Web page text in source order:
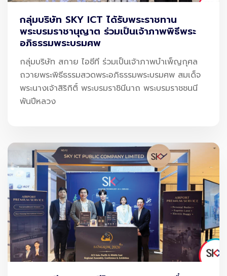
กลุ่มบริษัท SKY ICT ได้รับพระราชทาน
พระบรมราชานุญาต ร่วมเป็นเจ้าภาพพิธีพระ
อภิธรรมพระบรมศพ
กลุ่มบริษัท สกาย ไอซีที ร่วมเป็นเจ้าภาพบำเพ็ญกุศล
ถวายพระพิธีธรรมสวดพระอภิธรรมพระบรมศพ สมเด็จ
พระนางเจ้าสิริกิติ์ พระบรมราชินีนาถ พระบรมราชชนนี
พันปีหลวง